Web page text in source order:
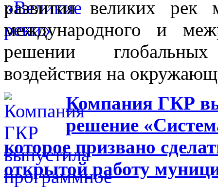
развития великих
международного и
решении
воздействия на
Компания ГКР
решение
которое призвано
открытой работу